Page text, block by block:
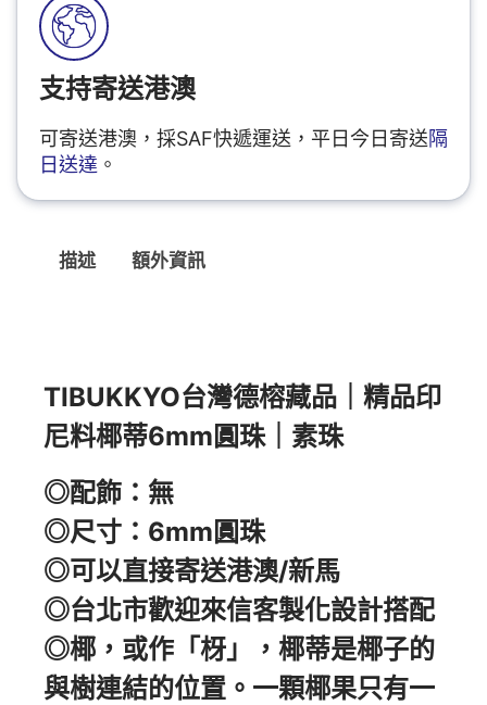
支持寄送港澳
可寄送港澳，採SAF快遞運送，平日今日寄送隔
日送達 。
描述 額外資訊
TIBUKKYO台灣德榕藏品｜精品印
尼料椰蒂6mm圓珠｜素珠
◎配飾：無
◎尺寸：6mm圓珠
◎可以直接寄送港澳/新馬
◎台北市歡迎來信客製化設計搭配
◎椰，或作「枒」，椰蒂是椰子的
與樹連結的位置。一顆椰果只有一